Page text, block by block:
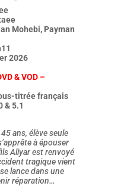
Mohebi, Payman
2026
& VOD –
titrée français
& 5.1
ans, élève seule
à épouser
Aliyar est renvoyé
tragique vient
lance dans une
réparation…